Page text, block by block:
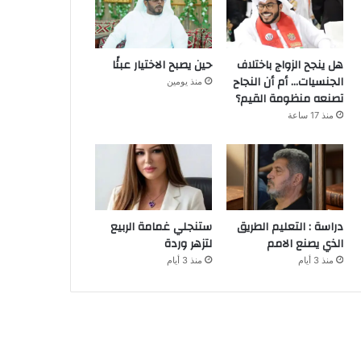
هل ينجح الزواج باختلاف
الجنسيات… أم أن النجاح
تصنعه منظومة القيم؟
منذ 17 ساعة
حين يصبح الاختيار عبئًا
منذ يومين
دراسة : التعليم الطريق
الذي يصنع الامم
منذ 3 أيام
ستنجلي غمامة الربيع
لتزهر وردة
منذ 3 أيام